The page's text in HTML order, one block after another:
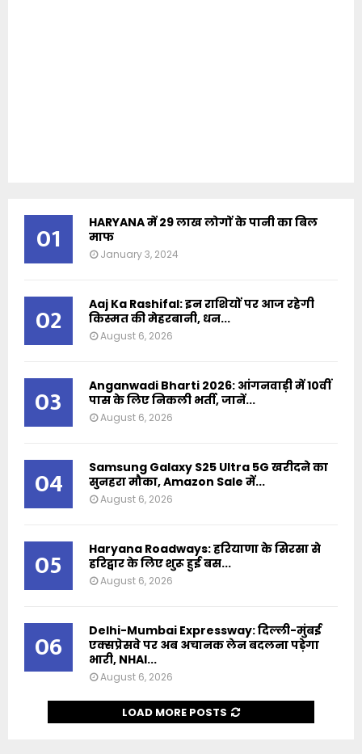
01
HARYANA में 29 लाख लोगों के पानी का बिल
माफ
January 3, 2024
02
Aaj Ka Rashifal: इन राशियों पर आज रहेगी
किस्मत की मेहरबानी, धन...
August 6, 2026
03
Anganwadi Bharti 2026: आंगनवाड़ी में 10वीं
पास के लिए निकली भर्ती, जानें...
August 6, 2026
04
Samsung Galaxy S25 Ultra 5G खरीदने का
सुनहरा मौका, Amazon Sale में...
August 6, 2026
05
Haryana Roadways: हरियाणा के सिरसा से
हरिद्वार के लिए शुरू हुई बस...
August 6, 2026
06
Delhi-Mumbai Expressway: दिल्ली-मुंबई
एक्सप्रेसवे पर अब अचानक लेन बदलना पड़ेगा
भारी, NHAI...
August 6, 2026
LOAD MORE POSTS